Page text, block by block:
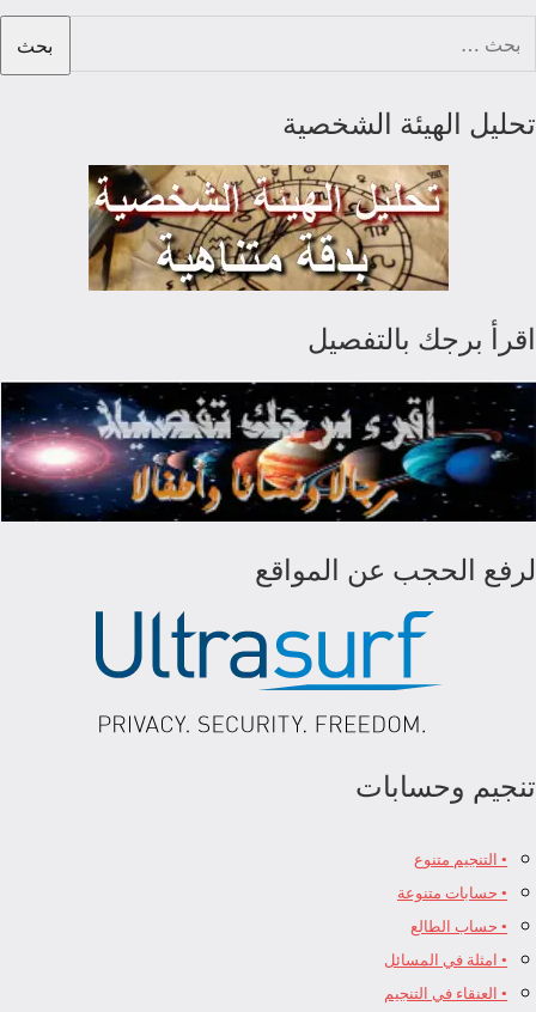
تحليل الهيئة الشخصية
اقرأ برجك بالتفصيل
لرفع الحجب عن المواقع
تنجيم وحسابات
• التنجيم متنوع
• حسابات متنوعة
• حساب الطالع
• امثلة في المسائل
• العنقاء في التنجيم